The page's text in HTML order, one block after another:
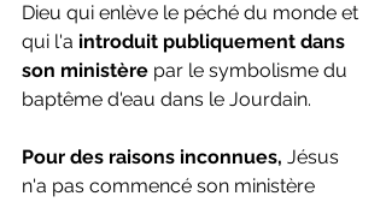
Dieu qui enlève le péché du monde et
qui l'a introduit publiquement dans
son ministère par le symbolisme du
baptême d'eau dans le Jourdain.
Pour des raisons inconnues, Jésus
n'a pas commencé son ministère